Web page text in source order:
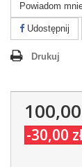
Powiadom
Udostępnij
Drukuj
100,00
-30,00